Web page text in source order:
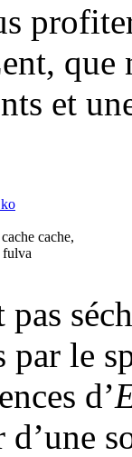
et
cache,
par le
d’
d’une